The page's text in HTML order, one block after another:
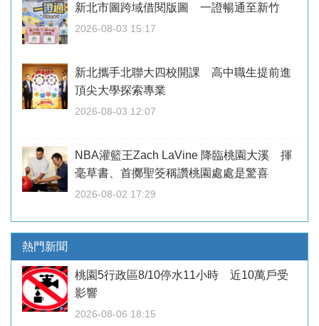
新北市圖跨域借閱版圖 一證暢通至新竹
2026-08-03 15:17
新北攜手北聯大四校開課 高中職生提前進
頂尖大學探索專業
2026-08-03 12:07
NBA灌籃王Zach LaVine 降臨桃園大溪 揮
毫草書、首擲聖筊稱讚桃園處處是驚喜
2026-08-02 17:29
熱門新聞
桃園5行政區8/10停水11小時 近10萬戶受
影響
2026-08-06 18:15